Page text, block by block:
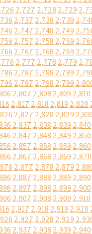
2,727 2,728 2,729
2,737 2,738 2,739
2,747 2,748 2,749
2,757 2,758 2,759
2,767 2,768 2,769
2,777 2,778 2,779
2,787 2,788 2,789
2,797 2,798 2,799
2,807 2,808 2,809 2,810
2,817 2,818 2,819 2,820
2,827 2,828 2,829
2,837 2,838 2,839 2,840
2,847 2,848 2,849 2,850
2,857 2,858 2,859 2,860
2,867 2,868 2,869 2,870
2,877 2,878 2,879
2,887 2,888 2,889 2,890
2,897 2,898 2,899 2,900
2,907 2,908 2,909 2,910
2,917 2,918 2,919 2,920
2,927 2,928 2,929
2,937 2,938 2,939 2,940